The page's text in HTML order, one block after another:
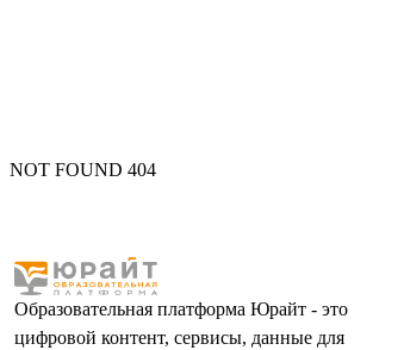
NOT FOUND 404
Образовательная платформа Юрайт - это
цифровой контент, сервисы, данные для